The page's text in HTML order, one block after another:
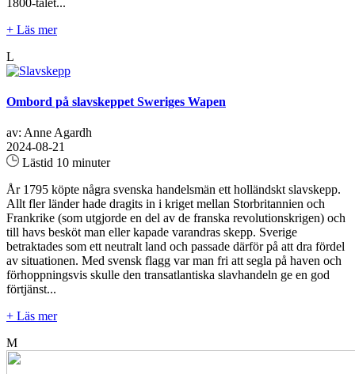
1800-talet...
+ Läs mer
L
Ombord på slavskeppet Sweriges Wapen
av: Anne Agardh
2024-08-21
Lästid 10 minuter
År 1795 köpte några svenska handelsmän ett holländskt slavskepp.
Allt fler länder hade dragits in i kriget mellan Storbritannien och
Frankrike (som utgjorde en del av de franska revolutionskrigen) och
till havs besköt man eller kapade varandras skepp. Sverige
betraktades som ett neutralt land och passade därför på att dra fördel
av situationen. Med svensk flagg var man fri att segla på haven och
förhoppningsvis skulle den transatlantiska slavhandeln ge en god
förtjänst...
+ Läs mer
M